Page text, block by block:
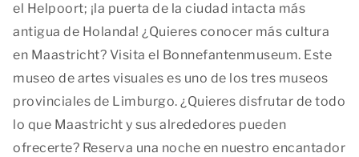
el Helpoort; ¡la puerta de la ciudad intacta más
antigua de Holanda! ¿Quieres conocer más cultura
en Maastricht? Visita el Bonnefantenmuseum. Este
museo de artes visuales es uno de los tres museos
provinciales de Limburgo. ¿Quieres disfrutar de todo
lo que Maastricht y sus alrededores pueden
ofrecerte? Reserva una noche en nuestro encantador